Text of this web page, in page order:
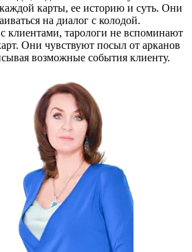
карты, ее историю и суть. Они
на диалог с колодой.
клиентами, тарологи не вспоминают
Они чувствуют посыл от арканов
возможные события клиенту.